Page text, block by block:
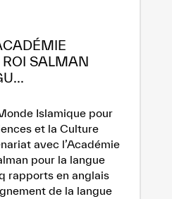
SALMAN
Islamique pour
et la Culture
avec l’Académie
pour la langue
rapports en anglais
de la langue